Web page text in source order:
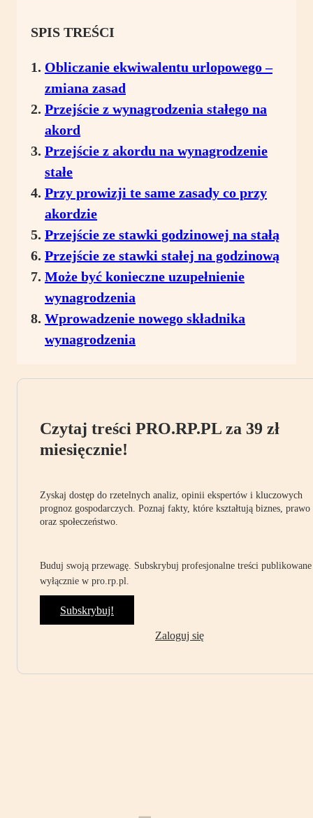
SPIS TREŚCI
Obliczanie ekwiwalentu urlopowego –
zmiana zasad
Przejście z wynagrodzenia stałego na
akord
Przejście z akordu na wynagrodzenie
stałe
Przy prowizji te same zasady co przy
akordzie
Przejście ze stawki godzinowej na stałą
Przejście ze stawki stałej na godzinową
Może być konieczne uzupełnienie
wynagrodzenia
Wprowadzenie nowego składnika
wynagrodzenia
Czytaj treści PRO.RP.PL za 39 zł
miesięcznie!
Zyskaj dostęp do rzetelnych analiz, opinii ekspertów i kluczowych
prognoz gospodarczych. Poznaj fakty, które kształtują biznes, prawo
oraz społeczeństwo.
Buduj swoją przewagę. Subskrybuj profesjonalne treści publikowane
wyłącznie w pro.rp.pl.
Subskrybuj!
Zaloguj się